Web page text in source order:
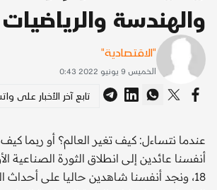
والهندسة والرياضيات
"الاقتصادية"
الخميس 9 يونيو 2022 0:43
تابع آخر الأخبار على
عندما نتساءل: كيف تغير العالم؟ أو ربما كيف
أنفسنا عائدين إلى انطلاق الثورة الصناعية
18، ونجد أنفسنا شاهدين حاليا على أحداث